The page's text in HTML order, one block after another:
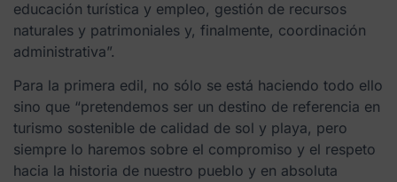
educación turística y empleo, gestión de recursos
naturales y patrimoniales y, finalmente, coordinación
administrativa”.
Para la primera edil, no sólo se está haciendo todo ello
sino que “pretendemos ser un destino de referencia en
turismo sostenible de calidad de sol y playa, pero
siempre lo haremos sobre el compromiso y el respeto
hacia la historia de nuestro pueblo y en absoluta